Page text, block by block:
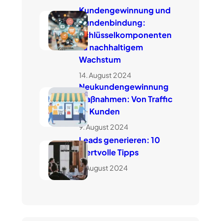
Kundengewinnung und
Kundenbindung:
Schlüsselkomponenten
zu nachhaltigem
Wachstum
14. August 2024
Neukundengewinnung
Maßnahmen: Von Traffic
zu Kunden
9. August 2024
Leads generieren: 10
wertvolle Tipps
7. August 2024